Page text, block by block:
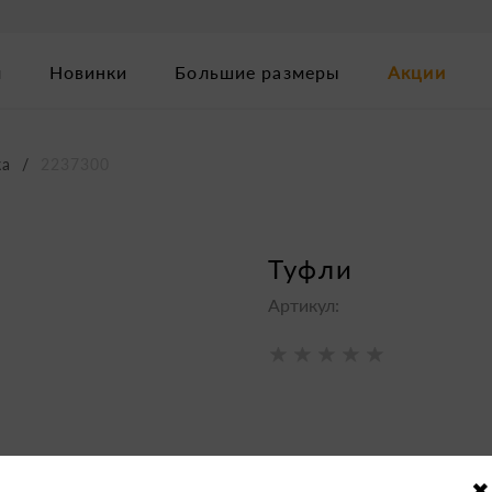
Новинки Большие размеры Акции
туфли
Артикул: